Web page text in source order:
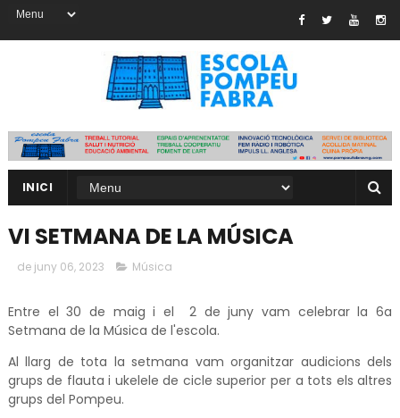
INICI
VI SETMANA DE LA MÚSICA
de juny 06, 2023 Música
Entre el 30 de maig i el 2 de juny vam celebrar la 6a
Setmana de la Música de l'escola.
Al llarg de tota la setmana vam organitzar audicions dels
grups de flauta i ukelele de cicle superior per a tots els altres
grups del Pompeu.